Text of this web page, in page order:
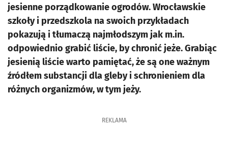
jesienne porządkowanie ogrodów. Wrocławskie
szkoły i przedszkola na swoich przykładach
pokazują i tłumaczą najmłodszym jak m.in.
odpowiednio grabić liście, by chronić jeże. Grabiąc
jesienią liście warto pamiętać, że są one ważnym
źródłem substancji dla gleby i schronieniem dla
różnych organizmów, w tym jeży.
REKLAMA